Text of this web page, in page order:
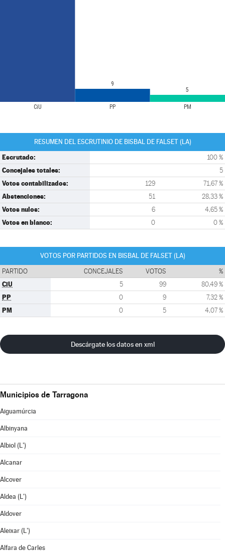
CiU PP PM
9
5
RESUMEN DEL ESCRUTINIO DE BISBAL DE FALSET (LA)
Escrutado: 100 %
Concejales totales: 5
Votos contabilizados: 129 71,67 %
Abstenciones: 51 28,33 %
Votos nulos: 6 4,65 %
Votos en blanco: 0 0 %
VOTOS POR PARTIDOS EN BISBAL DE FALSET (LA)
PARTIDO CONCEJALES VOTOS %
CiU 5 99 80,49 %
PP 0 9 7,32 %
PM 0 5 4,07 %
Descárgate los datos en xml
Municipios de Tarragona
Aiguamúrcia
Albinyana
Albiol (L')
Alcanar
Alcover
Aldea (L')
Aldover
Aleixar (L')
Alfara de Carles